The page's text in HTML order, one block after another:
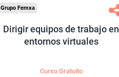
Grupo Femxa
Dirigir equipos de trabajo en
entornos virtuales
Curso Gratuito